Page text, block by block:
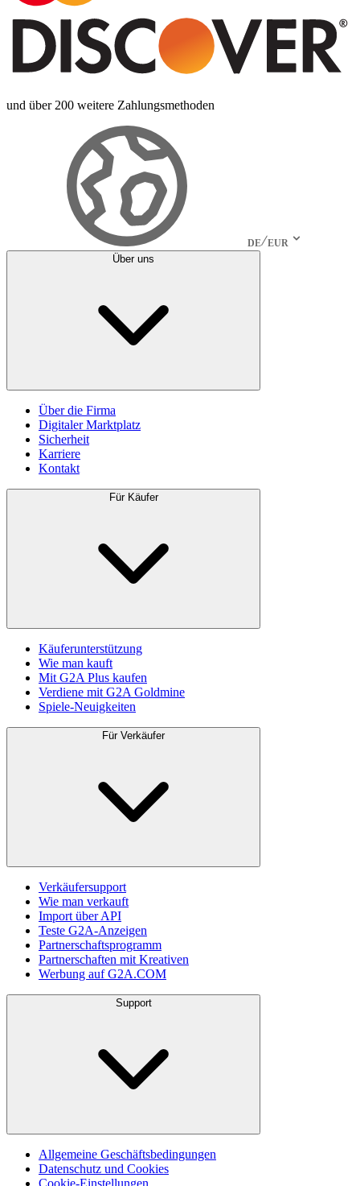
und über 200 weitere Zahlungsmethoden
DE EUR
Über uns
Über die Firma
Digitaler Marktplatz
Sicherheit
Karriere
Kontakt
Für Käufer
Käuferunterstützung
Wie man kauft
Mit G2A Plus kaufen
Verdiene mit G2A Goldmine
Spiele-Neuigkeiten
Für Verkäufer
Verkäufersupport
Wie man verkauft
Import über API
Teste G2A-Anzeigen
Partnerschaftsprogramm
Partnerschaften mit Kreativen
Werbung auf G2A.COM
Support
Allgemeine Geschäftsbedingungen
Datenschutz und Cookies